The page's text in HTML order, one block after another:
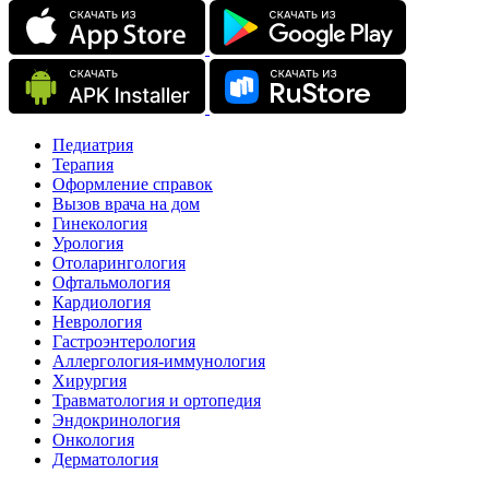
Педиатрия
Терапия
Оформление справок
Вызов врача на дом
Гинекология
Урология
Отоларингология
Офтальмология
Кардиология
Неврология
Гастроэнтерология
Аллергология-иммунология
Хирургия
Травматология и ортопедия
Эндокринология
Онкология
Дерматология